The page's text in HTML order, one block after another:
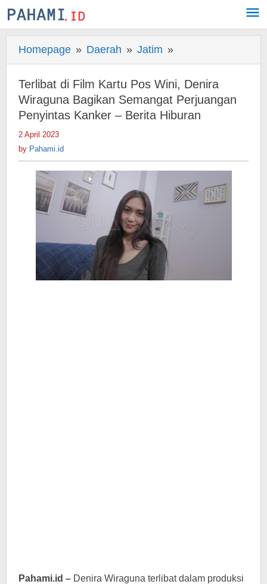
Skip
to
Homepage » Daerah » Jatim »
di
Film
Kartu
Pos
Wiraguna
Bagikan
Semangat
Terlibat di Film Kartu Pos Wini, Denira
Wiraguna Bagikan Semangat Perjuangan
Penyintas Kanker – Berita Hiburan
2 April 2023
by Pahami.id
Pahami.id – Denira Wiraguna terlibat dalam produksi